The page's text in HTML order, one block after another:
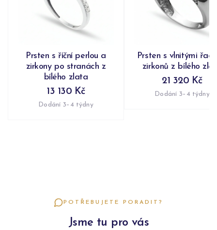
Prsten s říční perlou a
zirkony po stranách z
bílého zlata
13 130 Kč
Dodání 3–4 týdny
Prsten s vlnitými
zirkonů z bílého
21 320 Kč
Dodání 3–4 týdny
POTŘEBUJETE PORADIT?
Jsme tu pro vás